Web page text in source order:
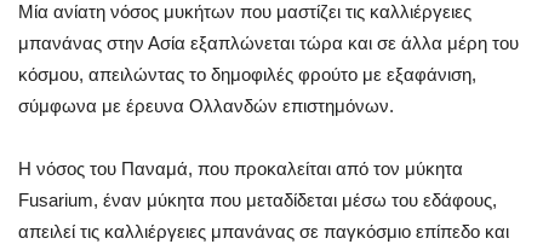
Μία ανίατη νόσος μυκήτων που μαστίζει τις καλλιέργειες
μπανάνας στην Ασία εξαπλώνεται τώρα και σε άλλα μέρη του
κόσμου, απειλώντας το δημοφιλές φρούτο με εξαφάνιση,
σύμφωνα με έρευνα Ολλανδών επιστημόνων.
Η νόσος του Παναμά, που προκαλείται από τον μύκητα
Fusarium, έναν μύκητα που μεταδίδεται μέσω του εδάφους,
απειλεί τις καλλιέργειες μπανάνας σε παγκόσμιο επίπεδο και